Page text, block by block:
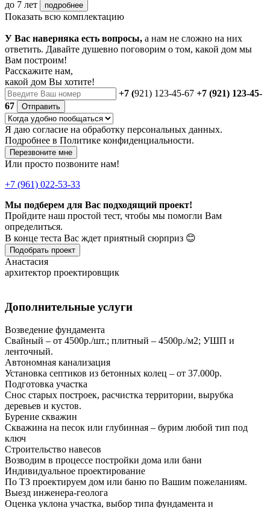
до 7 лет подробнее
Показать всю комплектацию
У Вас наверняка есть вопросы, а нам не сложно на них
ответить. Давайте душевно поговорим о том, какой дом мы
Вам построим!
Расскажите нам,
какой дом Вы хотите!
+7 (921) 123-45-67 +7 (921) 123-45-
67
Отправить
Я даю согласие на обработку персональных данных.
Подробнее в Политике конфиденциальности.
Перезвоните мне
Или просто позвоните нам!
+7 (961) 022-53-33
Мы подберем для Вас подходящий проект!
Пройдите наш простой тест, чтобы мы помогли Вам
определиться.
В конце теста Вас ждет приятный сюрприз 😊
Подобрать проект
Анастасия
архитектор проектировщик
Дополнительные услуги
Возведение фундамента
Свайный – от 4500р./шт.; плитный – 4500р./м2; УШП и
ленточный.
Автономная канализация
Установка септиков из бетонных колец – от 37.000р.
Подготовка участка
Снос старых построек, расчистка территории, вырубка
деревьев и кустов.
Бурение скважин
Скважина на песок или глубинная – бурим любой тип под
ключ
Строительство навесов
Возводим в процессе постройки дома или бани
Индивидуальное проектирование
По ТЗ проектируем дом или баню по Вашим пожеланиям.
Выезд инженера-геолога
Оценка уклона участка, выбор типа фундамента и